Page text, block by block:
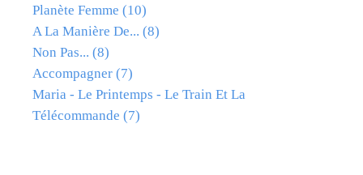
Planète Femme (10)
A La Manière De... (8)
Non Pas... (8)
Accompagner (7)
Maria - Le Printemps - Le Train Et La
Télécommande (7)